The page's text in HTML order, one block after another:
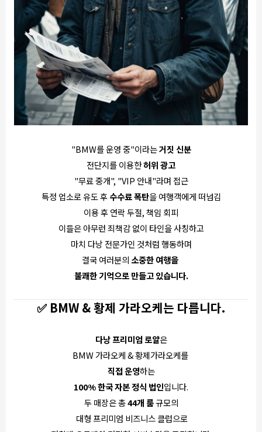
"BMW를 운영 중"이라는거짓 신분
전단지를 이용한허위 광고
"무료 중개", "VIP 안내"라며 접근
특정 업소로 유도 후수수료 폭탄을 여행객에게 떠넘김
이용 후 연락 두절, 책임 회피
이들은 아무런 죄책감 없이 타인을 사칭하고
마치 다낭 전문가인 것처럼 행동하며
결국 여러분의 소중한 여행을
불쾌한 기억으로 만들고 있습니다.
✅ BMW & 황제 가라오케는 다릅니다.
다낭 프리미엄 로얄은
BMW 가라오케 & 황제가라오케를
직접 운영하는
100% 한국 자본 정식 법인입니다.
두 매장은 총44개 룸규모의
대형 프리미엄 비즈니스 클럽으로